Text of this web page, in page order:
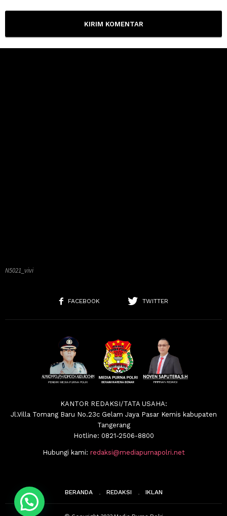
N5021_vivi
FACEBOOK TWITTER
KANTOR REDAKSI/TATA USAHA:
Jl.Villa Tomang Baru No.23c Gelam Jaya Pasar Kemis kabupaten
Tangerang
Hotline: 0821-2506-8800
Hubungi kami: redaksi@mediapurnapolri.net
BERANDA REDAKSI IKLAN